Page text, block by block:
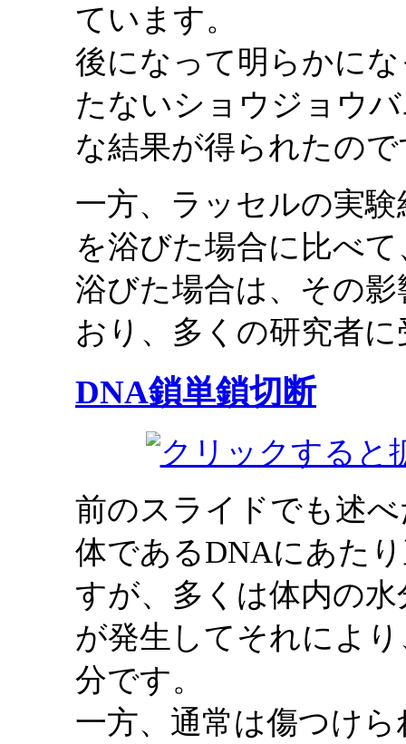
ています。
後になって明らかに
たないショウジョウ
な結果が得られたの
一方、ラッセルの実
を浴びた場合に比べ
浴びた場合は、その
おり、多くの研究者
DNA鎖単鎖切断
前のスライドでも述
体であるDNAにあた
すが、多くは体内の
が発生してそれによ
分です。
一方、通常は傷つけ